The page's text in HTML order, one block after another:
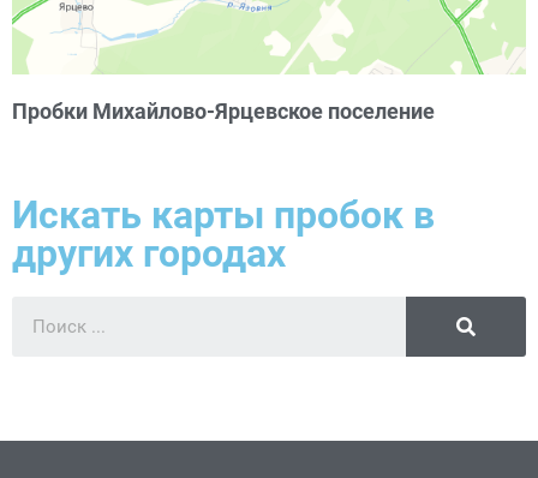
Пробки Михайлово-Ярцевское поселение
Искать карты пробок в
других городах